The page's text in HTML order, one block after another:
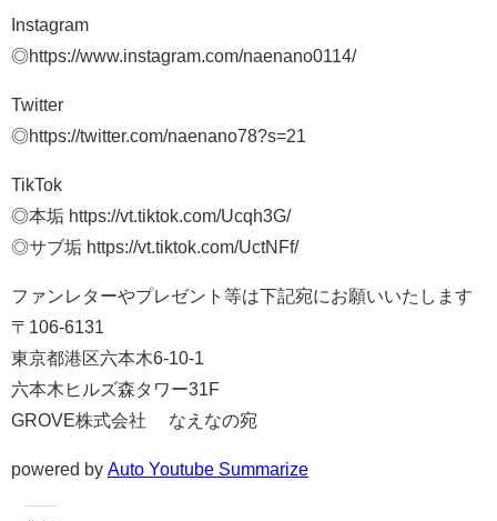
Instagram
◎https://www.instagram.com/naenano0114/​​​
Twitter
◎https://twitter.com/naenano78?s=21​​​
TikTok
◎本垢 https://vt.tiktok.com/Ucqh3G/​​​
◎サブ垢 https://vt.tiktok.com/UctNFf/ ​​​
ファンレターやプレゼント等は下記宛にお願いいたします
〒106-6131
東京都港区六本木6-10-1
六本木ヒルズ森タワー31F
GROVE株式会社 なえなの宛
powered by Auto Youtube Summarize